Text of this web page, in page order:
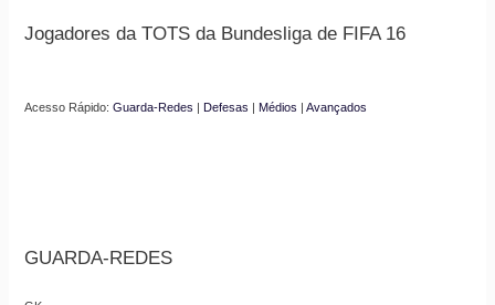
Jogadores da TOTS da Bundesliga de FIFA 16
Acesso Rápido: Guarda-Redes | Defesas | Médios | Avançados
GUARDA-REDES